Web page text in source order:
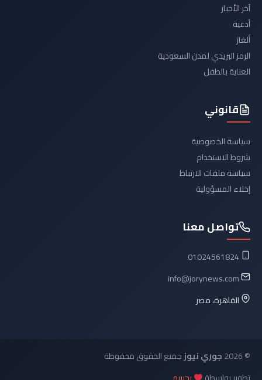
آخر الأخبار
أدعية
ألغاز
الرمز البريدي لمدن السعودية
العناية بالطفل
قانوني
سياسة الخصوصية
شروط الاستخدام
سياسة ملفات الارتباط
إخلاء المسؤولية
تواصل معنا
01024561824
info@jorynews.com
القاهرة، مصر
© 2026 جوري نيوزجميع الحقوق محفوظة